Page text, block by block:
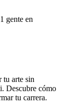
tu arte sin
Descubre cómo
tu carrera.